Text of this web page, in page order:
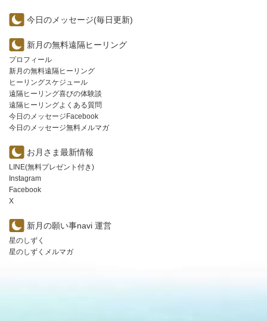
今日のメッセージ(毎日更新)
新月の無料遠隔ヒーリング
プロフィール
新月の無料遠隔ヒーリング
ヒーリングスケジュール
遠隔ヒーリング喜びの体験談
遠隔ヒーリングよくある質問
今日のメッセージFacebook
今日のメッセージ無料メルマガ
お月さま最新情報
LINE(無料プレゼント付き)
Instagram
Facebook
X
新月の願い事navi 運営
星のしずく
星のしずくメルマガ